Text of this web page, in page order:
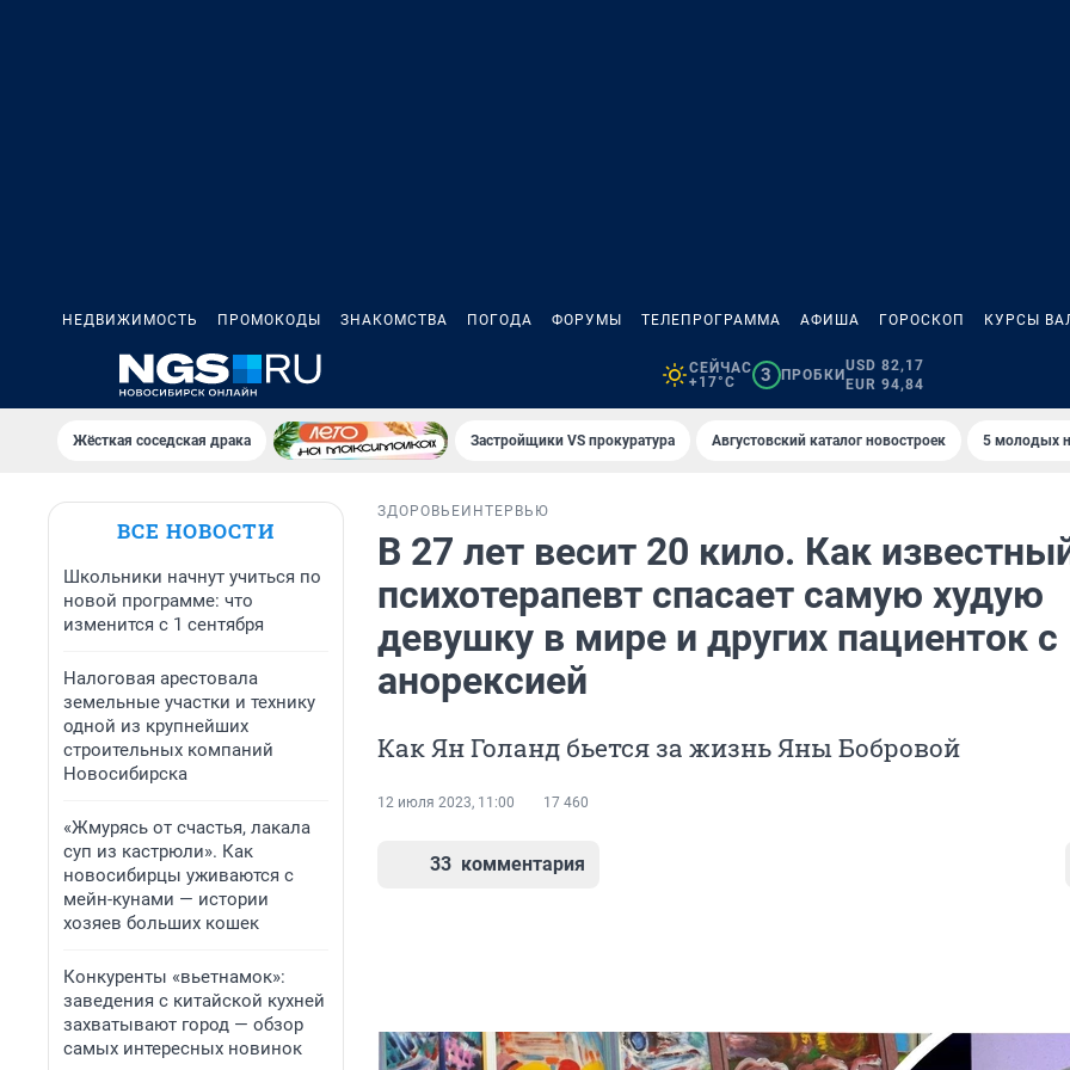
НЕДВИЖИМОСТЬ ПРОМОКОДЫ ЗНАКОМСТВА ПОГОДА ФОРУМЫ ТЕЛЕПРОГРАММА АФИША ГОРОСКОП КУРСЫ
СЕЙЧАС
+17°C
3 ПРОБКИ
USD 82,17
EUR 94,84
Жёсткая соседская драка Застройщики VS прокуратура Августовский каталог новостроек 5 молодых
ВСЕ НОВОСТИ
Школьники начнут учиться по
новой программе: что
изменится с 1 сентября
Налоговая арестовала
земельные участки и технику
одной из крупнейших
строительных компаний
Новосибирска
«Жмурясь от счастья, лакала
суп из кастрюли». Как
новосибирцы уживаются с
мейн-кунами — истории
хозяев больших кошек
Конкуренты «вьетнамок»:
заведения с китайской кухней
захватывают город — обзор
самых интересных новинок
ЗДОРОВЬЕ ИНТЕРВЬЮ
В 27 лет весит 20 кило. Как
психотерапевт спасает самую худую
девушку в мире и других пациенток с
анорексией
Как Ян Голанд бьется за жизнь Яны Бобровой
12 июля 2023, 11:00 17 460
33 комментария